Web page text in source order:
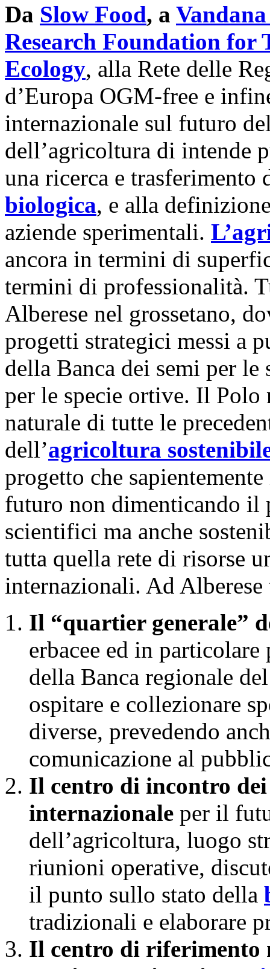
Da Slow Food, a
Research Foundation for
Ecology, alla Rete delle
d’Europa OGM-free e
internazionale sul futuro
dell’agricoltura di intende
una ricerca e
biologica, e alla
aziende sperimentali.
ancora in termini di
termini di professionalità.
Alberese nel grossetano,
progetti strategici messi a
della Banca dei semi per le
per le specie ortive. Il Polo
naturale di tutte le
dell’agricoltura
progetto che
futuro non dimenticando il
scientifici ma anche
tutta quella rete di risorse
internazionali. Ad
Il “quartier generale”
erbacee ed in
della Banca regionale
ospitare e collezionare
diverse, prevedendo
comunicazione al
Il centro di incontro
internazionale per il
dell’agricoltura, luogo
riunioni operative,
il punto sullo stato della
tradizionali e elaborare
Il centro di riferimento